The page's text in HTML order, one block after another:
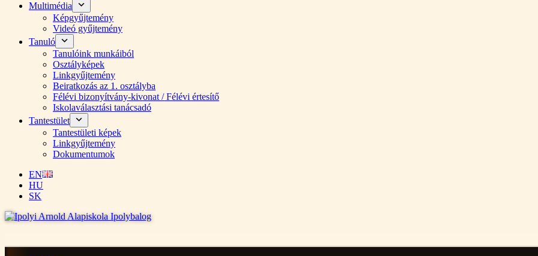
Multimédia
Képgyűjtemény
Videó gyűjtemény
Tanuló
Tanulóink munkáiból
Osztályképek
Linkgyűjtemény
Beiratkozás az 1. osztályba
Félévi bizonyítvány-kivonat / Félévi értesítő
Iskolaválasztási tanácsadó
Tantestület
Tantestületi képek
Linkgyűjtemény
Dokumentumok
EN
HU
SK